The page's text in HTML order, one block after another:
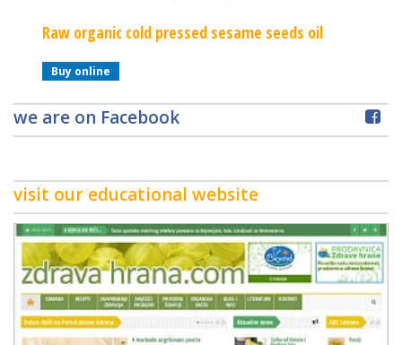
Raw organic cold pressed sesame seeds oil
Buy online
we are on Facebook
visit our educational website